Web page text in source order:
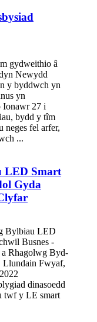
gydweithio â
Newydd
y byddwch yn
yn
Ionawr 27 i
bydd y tîm
neges fel arfer,
...
LED Smart
Gyda
Bylbiau LED
Busnes -
a Rhagolwg Byd-
Fwyaf,
dinasoedd
twf y LE smart